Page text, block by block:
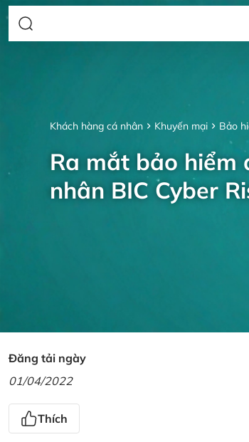
Khách hàng cá nhân Khuyến mại Bảo
Ra mắt bảo hiểm
nhân BIC Cyber
Đăng tải ngày
01/04/2022
Thích